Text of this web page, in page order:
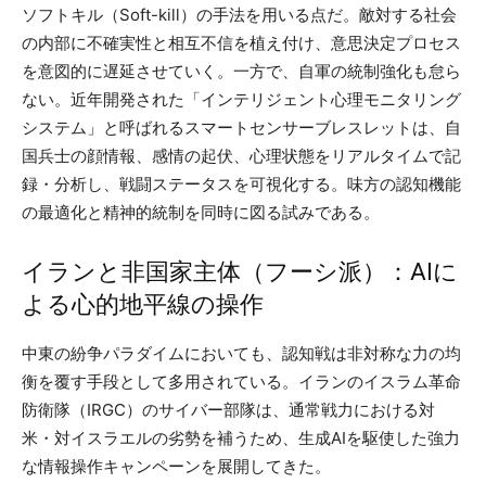
ソフトキル（Soft-kill）の手法を用いる点だ。敵対する社会
の内部に不確実性と相互不信を植え付け、意思決定プロセス
を意図的に遅延させていく。一方で、自軍の統制強化も怠ら
ない。近年開発された「インテリジェント心理モニタリング
システム」と呼ばれるスマートセンサーブレスレットは、自
国兵士の顔情報、感情の起伏、心理状態をリアルタイムで記
録・分析し、戦闘ステータスを可視化する。味方の認知機能
の最適化と精神的統制を同時に図る試みである。
イランと非国家主体（フーシ派）：AIに
よる心的地平線の操作
中東の紛争パラダイムにおいても、認知戦は非対称な力の均
衡を覆す手段として多用されている。イランのイスラム革命
防衛隊（IRGC）のサイバー部隊は、通常戦力における対
米・対イスラエルの劣勢を補うため、生成AIを駆使した強力
な情報操作キャンペーンを展開してきた。